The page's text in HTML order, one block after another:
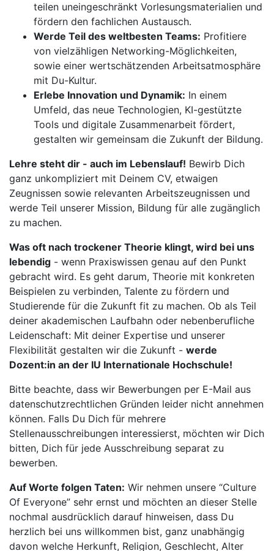
teilen uneingeschränkt Vorlesungsmaterialien und
fördern den fachlichen Austausch.
Werde Teil des weltbesten Teams: Profitiere
von vielzähligen Networking-Möglichkeiten,
sowie einer wertschätzenden Arbeitsatmosphäre
mit Du-Kultur.
Erlebe Innovation und Dynamik: In einem
Umfeld, das neue Technologien, KI-gestützte
Tools und digitale Zusammenarbeit fördert,
gestalten wir gemeinsam die Zukunft der Bildung.
Lehre steht dir - auch im Lebenslauf! Bewirb Dich
ganz unkompliziert mit Deinem CV, etwaigen
Zeugnissen sowie relevanten Arbeitszeugnissen und
werde Teil unserer Mission, Bildung für alle zugänglich
zu machen.
Was oft nach trockener Theorie klingt, wird bei uns
lebendig - wenn Praxiswissen genau auf den Punkt
gebracht wird. Es geht darum, Theorie mit konkreten
Beispielen zu verbinden, Talente zu fördern und
Studierende für die Zukunft fit zu machen. Ob als Teil
deiner akademischen Laufbahn oder nebenberufliche
Leidenschaft: Mit deiner Expertise und unserer
Flexibilität gestalten wir die Zukunft - werde
Dozent:in an der IU Internationale Hochschule!
Bitte beachte, dass wir Bewerbungen per E-Mail aus
datenschutzrechtlichen Gründen leider nicht annehmen
können. Falls Du Dich für mehrere
Stellenausschreibungen interessierst, möchten wir Dich
bitten, Dich für jede Ausschreibung separat zu
bewerben.
Auf Worte folgen Taten: Wir nehmen unsere “Culture
Of Everyone” sehr ernst und möchten an dieser Stelle
nochmal ausdrücklich darauf hinweisen, dass Du
herzlich bei uns willkommen bist, ganz unabhängig
davon welche Herkunft, Religion, Geschlecht, Alter